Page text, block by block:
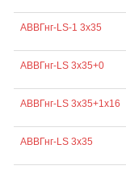
АВВГнг-LS-1 3х35
АВВГнг-LS 3х35+0
АВВГнг-LS 3х35+1х16
АВВГнг-LS 3х35